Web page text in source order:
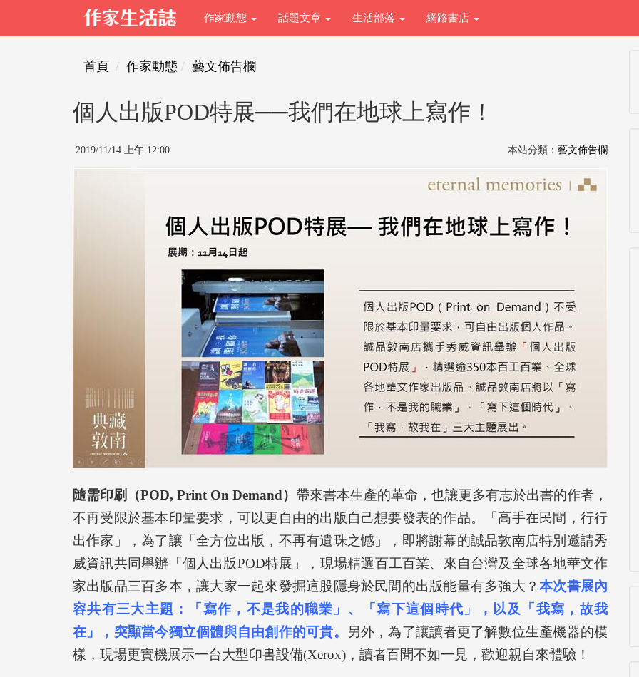
作家動態 話題文章 生活部落 網路書店
首頁 作家動態 藝文佈告欄
個人出版POD特展──我們在地球上寫作！
2019/11/14 上午 12:00 本站分類： 藝文佈告欄
隨需印刷（POD, Print On Demand） 帶來書本生產的革命，也讓更多有志於出書的作者，
不再受限於基本印量要求，可以更自由的出版自己想要發表的作品。「高手在民間，行行
出作家」，為了讓「全方位出版，不再有遺珠之憾」，即將謝幕的誠品敦南店特別邀請秀
威資訊共同舉辦「個人出版POD特展」，現場精選百工百業、來自台灣及全球各地華文作
家出版品三百多本，讓大家一起來發掘這股隱身於民間的出版能量有多強大？本次書展內
容共有三大主題：「寫作，不是我的職業」、「寫下這個時代」，以及「我寫，故我
在」， 突顯當今獨立個體與自由創作的可貴。
另外，為了讓讀者更了解數位生產機器的模
樣，現場更實機展示一台大型印書設備(Xerox)，讀者百聞不如一見，歡迎親自來體驗！